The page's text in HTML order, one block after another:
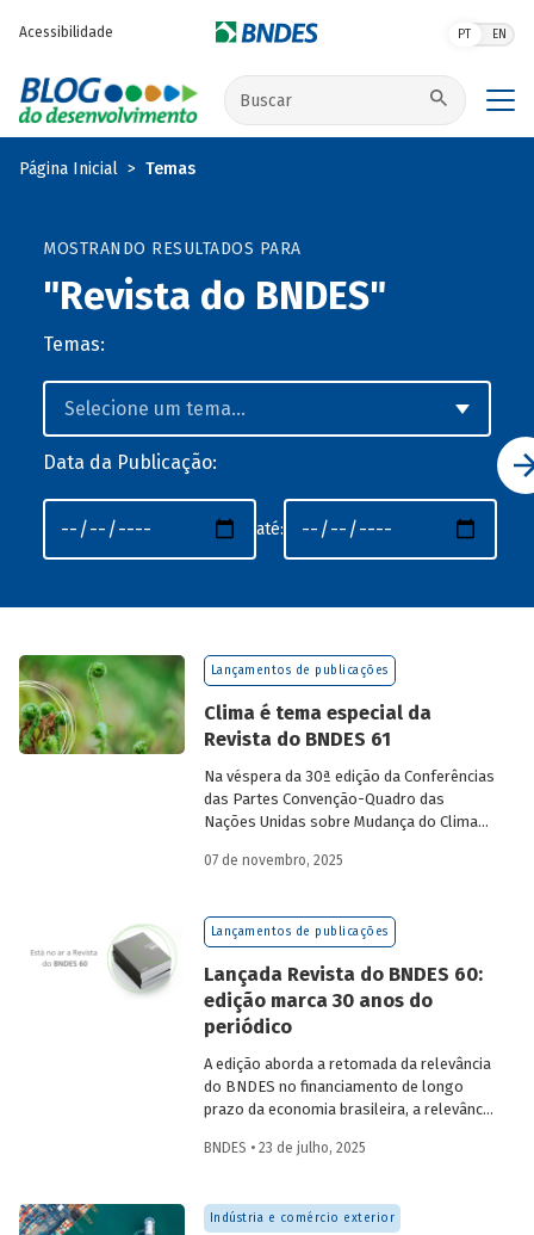
Acessibilidade PT EN
Buscar no site
Página Inicial Temas
MOSTRANDO RESULTADOS PARA
"Revista do BNDES"
Temas:
Data da Publicação:
até:
Lançamentos de publicações
Clima é tema especial da
Revista do BNDES 61
Na véspera da 30ª edição da Conferências
das Partes Convenção-Quadro das
Nações Unidas sobre Mudança do Clima
edição 61 da Revista do BNDES.
07 de novembro, 2025
Lançamentos de publicações
Lançada Revista do BNDES 60:
edição marca 30 anos do
periódico
A edição aborda a retomada da relevância
do BNDES no financiamento de longo
prazo da economia brasileira, a relevância
Amazônia e FGI para o desenvolvimento,
públicos de crédito à exportação, o novo
protagonismo da política industrial, um
BNDES • 23 de julho, 2025
Indústria e comércio exterior